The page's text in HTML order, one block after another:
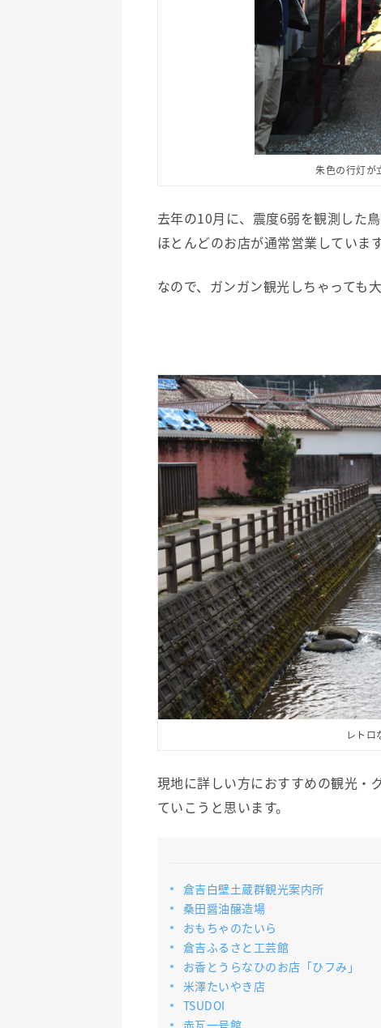
朱色の行灯が
去年の10月に、震度6弱を観測した
ほとんどのお店が通常営業しています
なので、ガンガン観光しちゃっても
レトロ
現地に詳しい方におすすめの観光・
ていこうと思います。
倉吉白壁土蔵群観光案内所
桑田醤油醸造場
おもちゃのたいら
倉吉ふるさと工芸館
お香とうらなひのお店「ひフみ」
米澤たいやき店
TSUDOI